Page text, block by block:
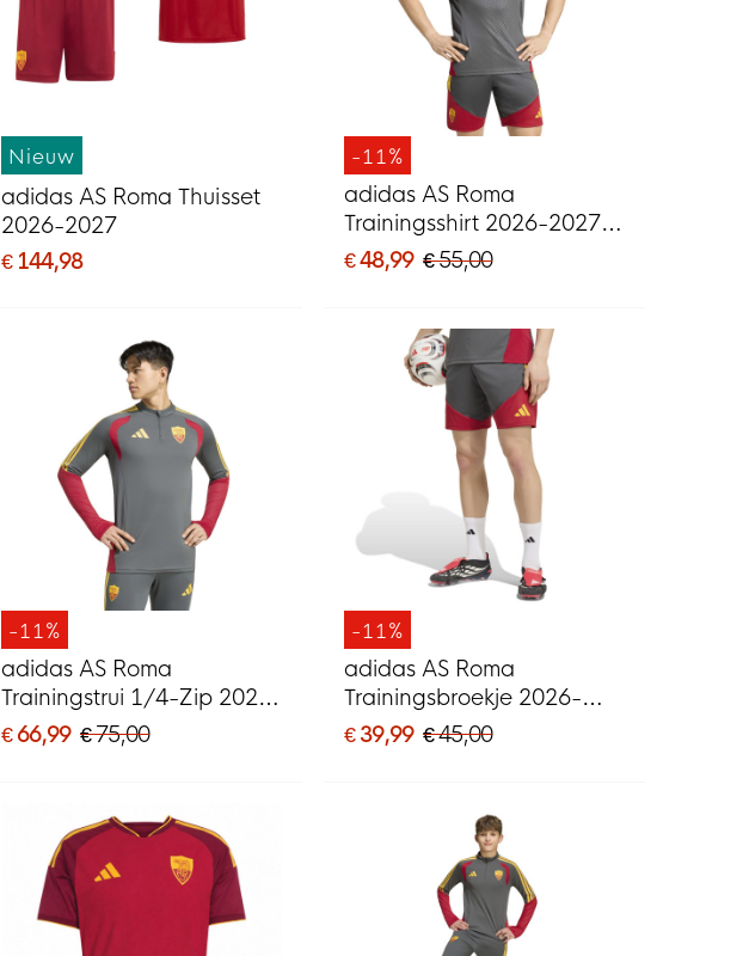
Nieuw
adidas AS Roma Thuisset
2026-2027
€ 144,98
-11%
adidas AS Roma
Trainingsshirt 2026-2027
Donkergrijs Rood Oranje
€ 48,99 € 55,00
-11%
adidas AS Roma
Trainingstrui 1/4-Zip 2026-
2027 Donkergrijs Rood
€ 66,99 € 75,00
-11%
adidas AS Roma
Trainingsbroekje 2026-
2027 Donkergrijs Rood
€ 39,99 € 45,00